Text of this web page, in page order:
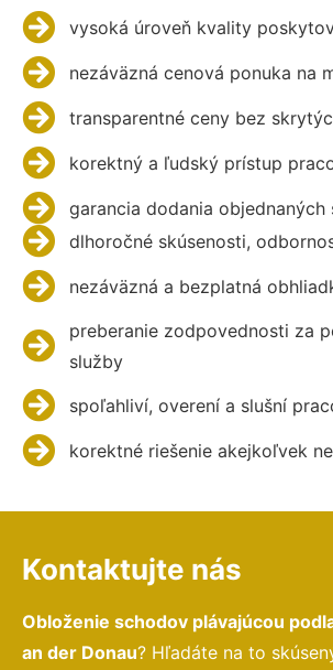
vysoká úroveň kvality
nezáväzná cenová ponuka na
transparentné ceny bez
korektný a ľudský prístup
garancia dodania objednaných
dlhoročné skúsenosti,
nezáväzná a bezplatná
preberanie zodpovednosti za
služby
spoľahliví, overení a slušní
korektné riešenie akejkoľvek
Kontaktujte nás
Obloženie schodov plávajúcou
an der Donau? Hľadáte na to